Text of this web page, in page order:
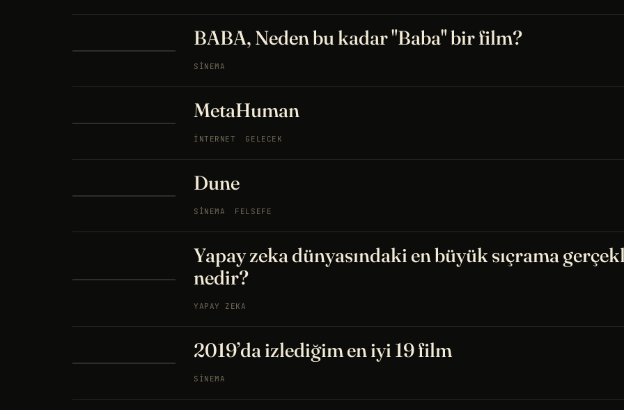
BABA, Neden bu kadar "Baba" bir film?
SINEMA
MetaHuman
İNTERNET GELECEK
Dune
SINEMA FELSEFE
Yapay zeka dünyasındaki en büyük sıçrama
nedir?
YAPAY ZEKA
2019’da izlediğim en iyi 19 film
SINEMA